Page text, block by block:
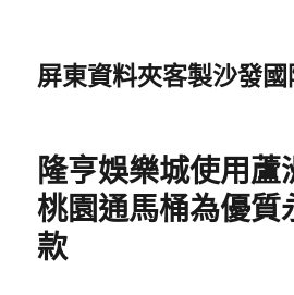
屏東資料夾客製沙發國
隆亨娛樂城使用蘆
桃園通馬桶為優質
款